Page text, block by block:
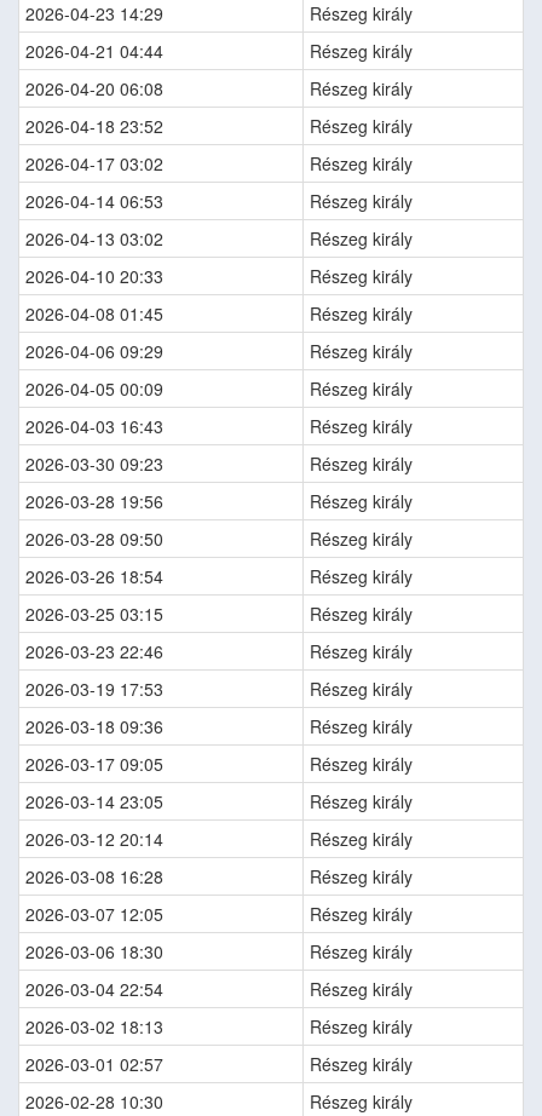
2026-04-23 14:29
Részeg király
2026-04-21 04:44
Részeg király
2026-04-20 06:08
Részeg király
2026-04-18 23:52
Részeg király
2026-04-17 03:02
Részeg király
2026-04-14 06:53
Részeg király
2026-04-13 03:02
Részeg király
2026-04-10 20:33
Részeg király
2026-04-08 01:45
Részeg király
2026-04-06 09:29
Részeg király
2026-04-05 00:09
Részeg király
2026-04-03 16:43
Részeg király
2026-03-30 09:23
Részeg király
2026-03-28 19:56
Részeg király
2026-03-28 09:50
Részeg király
2026-03-26 18:54
Részeg király
2026-03-25 03:15
Részeg király
2026-03-23 22:46
Részeg király
2026-03-19 17:53
Részeg király
2026-03-18 09:36
Részeg király
2026-03-17 09:05
Részeg király
2026-03-14 23:05
Részeg király
2026-03-12 20:14
Részeg király
2026-03-08 16:28
Részeg király
2026-03-07 12:05
Részeg király
2026-03-06 18:30
Részeg király
2026-03-04 22:54
Részeg király
2026-03-02 18:13
Részeg király
2026-03-01 02:57
Részeg király
2026-02-28 10:30
Részeg király